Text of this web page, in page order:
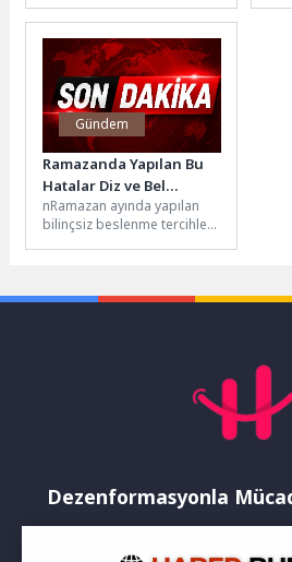
şirketlerinden ALTUR Turizm
ile...
Gündem
Ramazanda Yapılan Bu
Hatalar Diz ve Bel
Ağrısını Artırıyor !
nRamazan ayında yapılan
bilinçsiz beslenme tercihleri,
Dezenformasyonla
Yayınlanan haberler doğruluk ilkesi